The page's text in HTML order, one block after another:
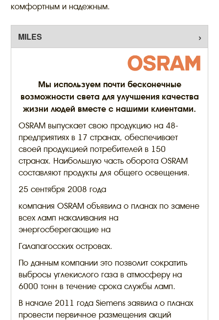
комфортным и надежным.
Мы используем почти бесконечные
возможности света для улучшения качества
жизни людей вместе с нашими клиентами.
OSRAM выпускает свою продукцию на 48-
предприятиях в 17 странах, обеспечивает
своей продукцией потребителей в 150
странах. Наибольшую часть оборота OSRAM
составляют продукты для общего освещения.
25 сентября 2008 года
компания OSRAM объявила о планах по замене
всех ламп накаливания на
энергосберегающие на
Галапагосских островах.
По данным компании это позволит сократить
выбросы углекислого газа в атмосферу на
6000 тонн в течение срока службы ламп.
В начале 2011 года Siemens заявила о планах
провести первичное размещения акций